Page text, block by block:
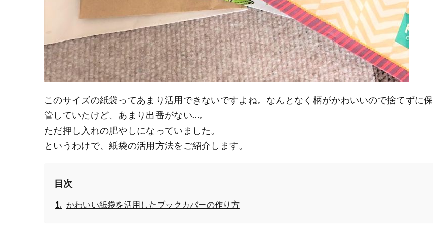
このサイズの紙袋ってあまり活用できないですよね。なんとなく柄がかわいいので捨てずに保
管していたけど、あまり出番がない…。
ただ押し入れの肥やしになっていました。
というわけで、紙袋の活用方法をご紹介します。
目次
かわいい紙袋を活用したブックカバーの作り方